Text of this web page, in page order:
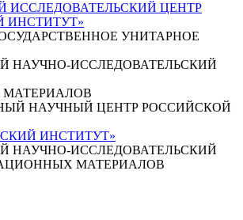
ЦЕНТР
ИНСТИТУТ»
УНИТАРНОЕ
НАУЧНО-ИССЛЕДОВАТЕЛЬСКИЙ
НАУЧНЫЙ ЦЕНТР РОССИЙСКОЙ
ИНСТИТУТ»
НАУЧНО-ИССЛЕДОВАТЕЛЬСКИЙ
МАТЕРИАЛОВ